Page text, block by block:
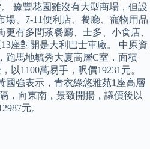
豫豐花園雖沒有大型商場，但設
場、7-11便利店、餐廳、寵物用品
有多間茶餐廳、士多、小食店、
座對開是大利巴士車廠。 中原資
跑馬地毓秀大廈高層C室，面積
以1100萬易手，呎價19231元。
國強表示，青衣綠悠雅苑1座高層
，向東南，景致開揚，議價後以
元。